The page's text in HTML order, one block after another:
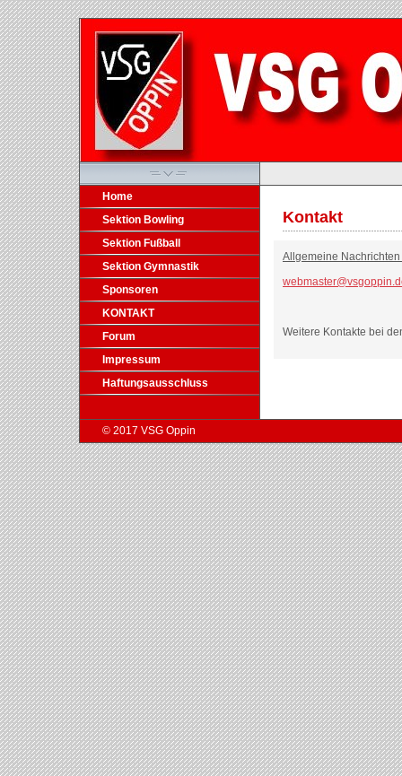
Home
Sektion Bowling
Sektion Fußball
Sektion Gymnastik
Sponsoren
KONTAKT
Forum
Impressum
Haftungsausschluss
Kontakt
Allgemeine Nachrichten
Weitere Kontakte bei
© 2017 VSG Oppin